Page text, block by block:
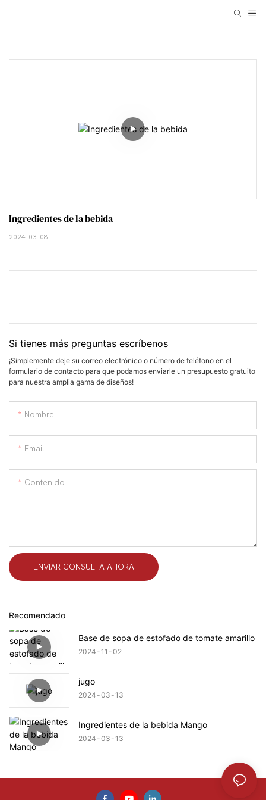
Ingredientes de la bebida
2024-03-08
Si tienes más preguntas escríbenos
¡Simplemente deje su correo electrónico o número de teléfono en el
formulario de contacto para que podamos enviarle un presupuesto gratuito
para nuestra amplia gama de diseños!
Nombre
Email
Contenido
ENVIAR CONSULTA AHORA
Recomendado
Base de sopa de estofado de tomate amarillo
2024 11 02
jugo
2024 03 13
Ingredientes de la bebida Mango
2024 03 13